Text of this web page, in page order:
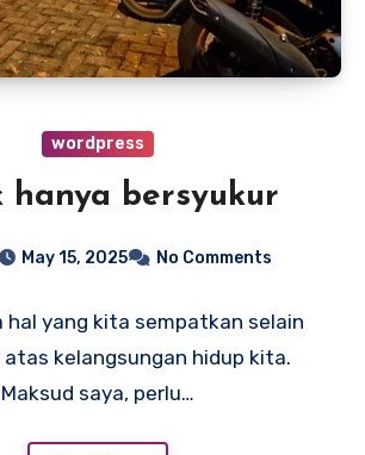
wordpress
hanya bersyukur
May 15, 2025 No Comments
hal yang kita sempatkan selain
atas kelangsungan hidup kita.
Maksud saya, perlu…